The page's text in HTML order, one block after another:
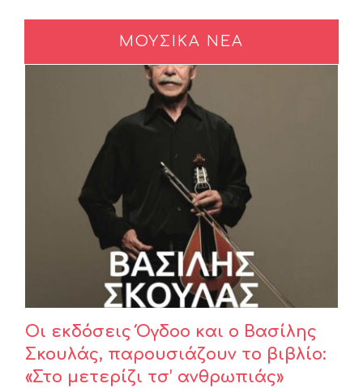
ΜΟΥΣΙΚΑ ΝΕΑ
Οι εκδόσεις Όγδοο και ο
Βασίλης Σκουλάς,
παρουσιάζουν το βιβλίο: «Στο
μετερίζι τσ’ ανθρωπιάς»
Οι εκδόσεις Όγδοο και ο Βασίλης
Σκουλάς, παρουσιάζουν το βιβλίο:
«Στο μετερίζι τσ’ ανθρωπιάς»